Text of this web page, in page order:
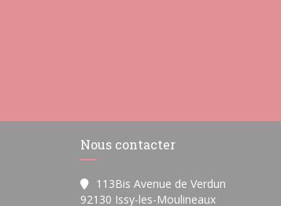
Nous contacter
113Bis Avenue de Verdun
92130 Issy-les-Moulineaux((ouvre une